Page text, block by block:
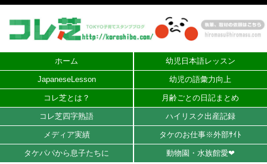
ホーム 幼児日本語レッスン
JapaneseLesson 幼児の語彙力向上
コレ芝とは？ 月齢ごとの日記まとめ
コレ芝四字熟語 ハイリスク出産記録
メディア実績 タケのお仕事※外部ｻｲﾄ
タケパパから息子たちに 動物園・水族館愛❤︎